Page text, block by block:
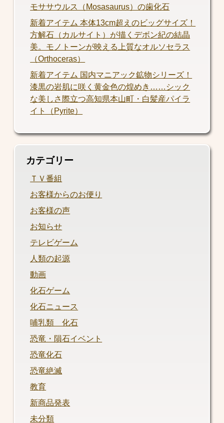
モササウルス（Mosasaurus）の歯化石
新着アイテム 本体13cm超えのビッグサイズ！
方解石（カルサイト）が描くデボン紀の結晶
美。モノトーンが映える上質なオルソセラス
（Orthoceras）
新着アイテム 国内マニアック鉱物シリーズ！
漆黒の岩肌に咲く黄金色の煌めき……シック
な美しさ際立つ高知県本山町・白髪産パイラ
イト（Pyrite）
カテゴリー
ＴＶ番組
お客様からのお便り
お客様の声
お知らせ
テレビゲーム
人類の起源
動画
化石ゲーム
化石ニュース
哺乳類 化石
恐竜・隕石イベント
恐竜化石
恐竜絶滅
教育
新商品発表
未分類